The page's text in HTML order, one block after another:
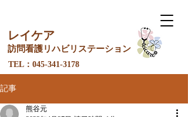
レイケア
訪問看護リハビリステーション
​TEL：045-341-3178
記事
熊谷元